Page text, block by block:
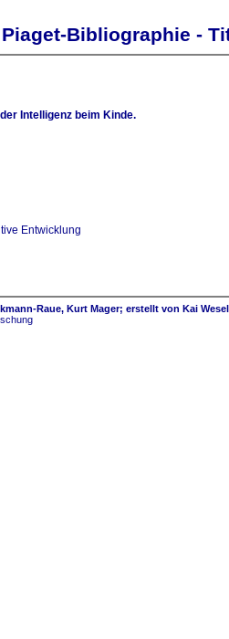
Bibliographie -
Intelligenz beim Kinde.
Entwicklung
Raue, Kurt Mager; erstellt von Kai